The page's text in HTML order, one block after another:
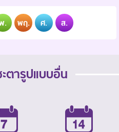
. พฤ. ศ. ส.
ตารูปแบบอื่น